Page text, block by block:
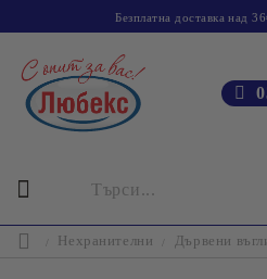
Безплатна доставка над
Нехранителни Дървени